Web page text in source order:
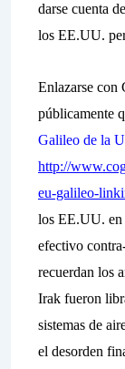
darse cuenta
los EE.UU.
Enlazarse
públicamente
Galileo de la
http://
eu-galileo-
los EE.UU. en
efectivo
recuerdan los
Irak fueron
sistemas de
el desorden